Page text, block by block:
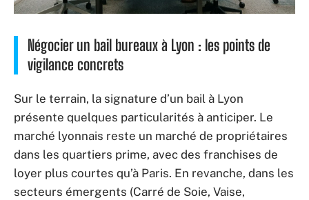
Négocier un bail bureaux à Lyon : les points de
vigilance concrets
Sur le terrain, la signature d’un bail à Lyon
présente quelques particularités à anticiper. Le
marché lyonnais reste un marché de propriétaires
dans les quartiers prime, avec des franchises de
loyer plus courtes qu’à Paris. En revanche, dans les
secteurs émergents (Carré de Soie, Vaise,